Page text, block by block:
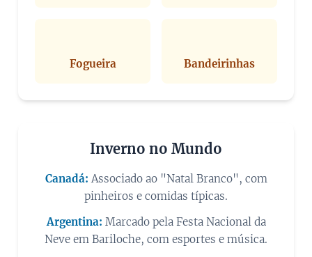
Fogueira Bandeirinhas
Inverno no Mundo
Canadá: Associado ao "Natal Branco", com
pinheiros e comidas típicas.
Argentina: Marcado pela Festa Nacional da
Neve em Bariloche, com esportes e música.